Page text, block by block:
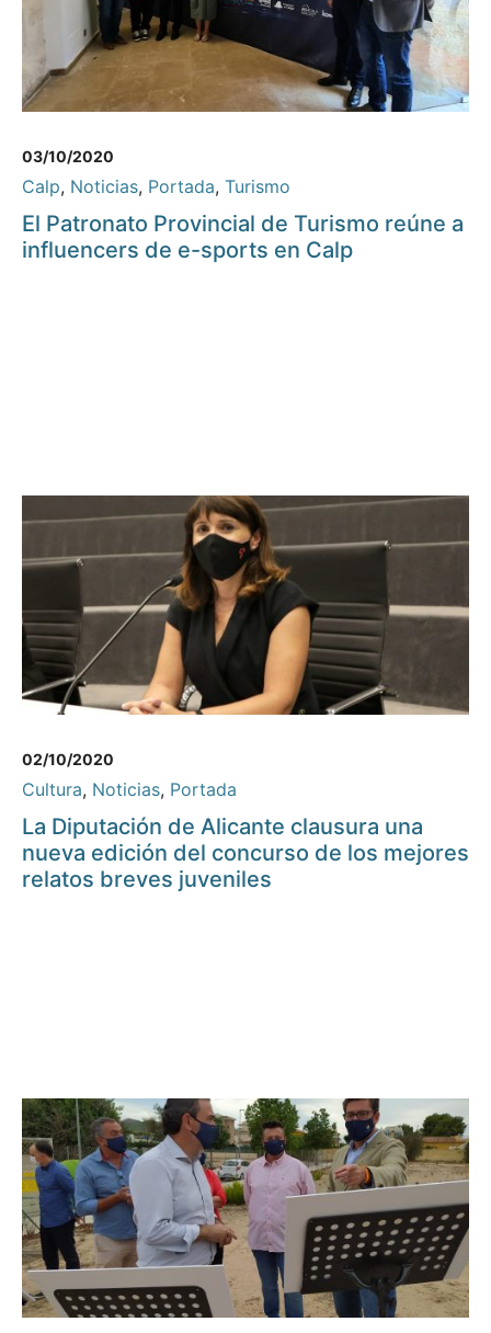
03/10/2020
Calp, Noticias, Portada, Turismo
El Patronato Provincial de Turismo reúne a
influencers de e-sports en Calp
02/10/2020
Cultura, Noticias, Portada
La Diputación de Alicante clausura una
nueva edición del concurso de los mejores
relatos breves juveniles